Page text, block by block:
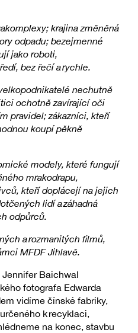
krajina změněná
odpadu; bezejmenné
jako roboti,
bez řečí a rychle.
nechutně
ochotně zavírající oči
pravidel; zákazníci, kteří
koupí pěkně
modely, které fungují
mrakodrapu,
kteří doplácejí na jejich
lidí a záhadná
odpůrců.
a rozmanitých filmů,
MFDF Jihlavě.
Jennifer Baichwal
fotografa Edwarda
vidíme čínské fabriky,
k recyklaci,
na konec, stavbu